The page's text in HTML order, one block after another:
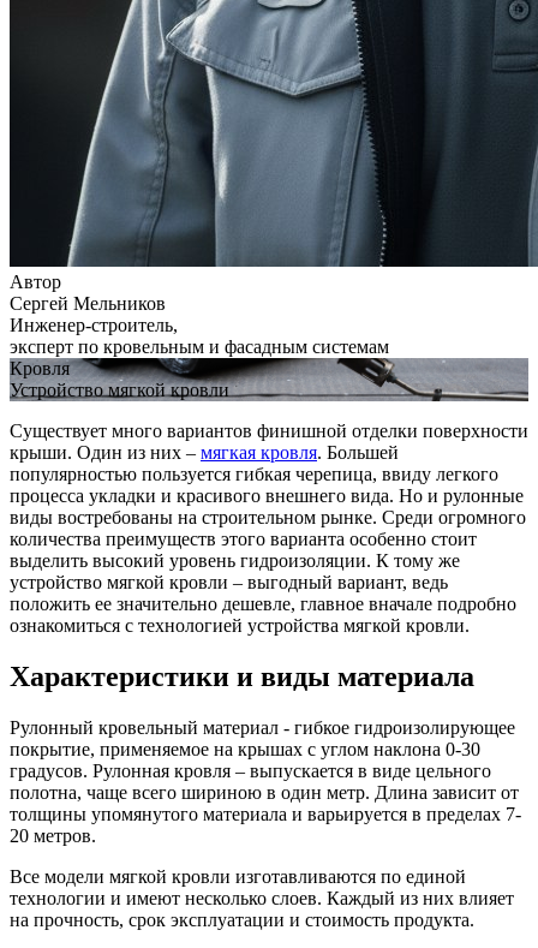
Автор
Сергей Мельников
Инженер-строитель,
эксперт по кровельным и фасадным системам
Кровля
Устройство мягкой кровли
Существует много вариантов финишной отделки поверхности
крыши. Один из них – мягкая кровля. Большей
популярностью пользуется гибкая черепица, ввиду легкого
процесса укладки и красивого внешнего вида. Но и рулонные
виды востребованы на строительном рынке. Среди огромного
количества преимуществ этого варианта особенно стоит
выделить высокий уровень гидроизоляции. К тому же
устройство мягкой кровли – выгодный вариант, ведь
положить ее значительно дешевле, главное вначале подробно
ознакомиться с технологией устройства мягкой кровли.
Характеристики и виды материала
Рулонный кровельный материал - гибкое гидроизолирующее
покрытие, применяемое на крышах с углом наклона 0-30
градусов. Рулонная кровля – выпускается в виде цельного
полотна, чаще всего шириною в один метр. Длина зависит от
толщины упомянутого материала и варьируется в пределах 7-
20 метров.
Все модели мягкой кровли изготавливаются по единой
технологии и имеют несколько слоев. Каждый из них влияет
на прочность, срок эксплуатации и стоимость продукта.